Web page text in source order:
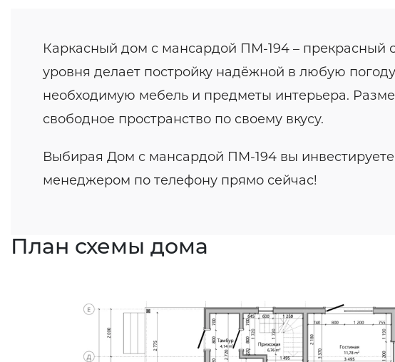
Каркасный дом с мансардой ПМ-194 – прекрасный
уровня делает постройку надёжной в любую
необходимую мебель и предметы интерьера.
свободное пространство по своему вкусу.
Выбирая Дом с мансардой ПМ-194 вы
менеджером по телефону прямо сейчас!
План схемы дома